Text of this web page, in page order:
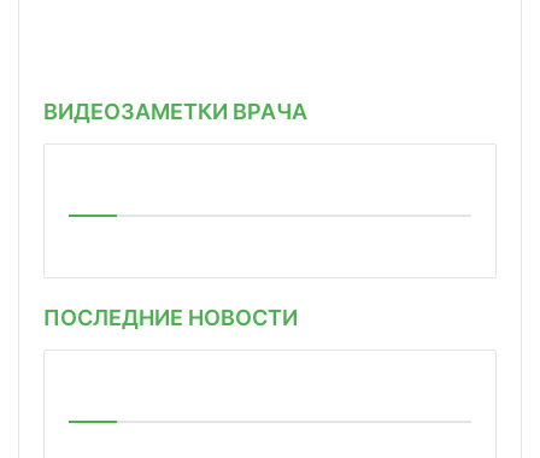
ВИДЕОЗАМЕТКИ ВРАЧА
ПОСЛЕДНИЕ НОВОСТИ